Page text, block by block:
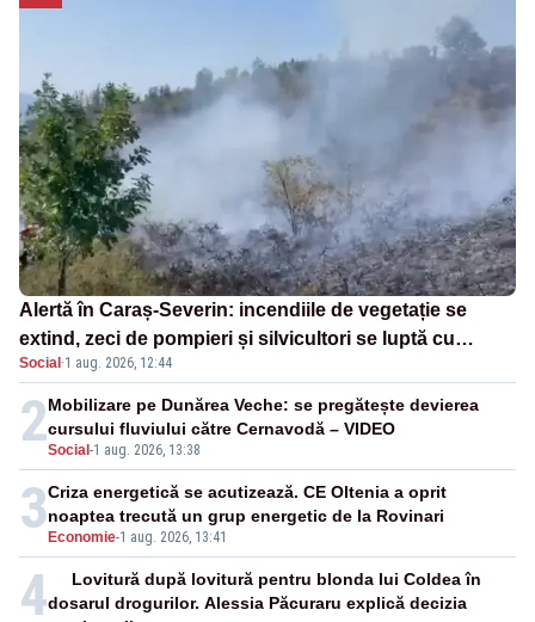
Alertă în Caraș-Severin: incendiile de vegetație se
extind, zeci de pompieri și silvicultori se luptă cu
flăcările - VIDEO
Social ·1 aug. 2026, 12:44
2Social -1 aug. 2026, 13:38
Mobilizare pe Dunărea Veche: se pregătește devierea
cursului fluviului către Cernavodă – VIDEO
3 Economie-1 aug. 2026, 13:41
Criza energetică se acutizează. CE Oltenia a oprit
noaptea trecută un grup energetic de la Rovinari
4
Lovitură după lovitură pentru blonda lui Coldea în
dosarul drogurilor. Alessia Păcuraru explică decizia